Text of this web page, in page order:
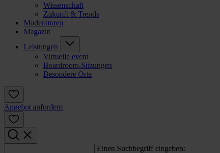
Wissenschaft
Zukunft & Trends
Moderatoren
Magazin
Leistungen
Virtuelle event
Boardroom-Sitzungen
Besondere Orte
Angebot anfordern
Einen Suchbegriff eingeben: